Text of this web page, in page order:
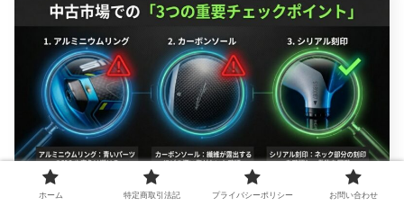
ホーム 特定商取引法記 プライバシーポリシー お問い合わせ